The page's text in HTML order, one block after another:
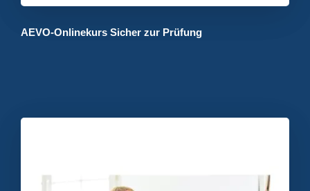
AEVO-Onlinekurs Sicher zur Prüfung